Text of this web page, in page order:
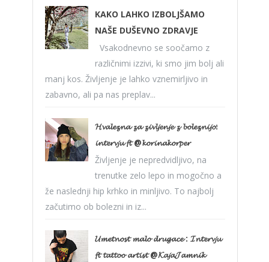
KAKO LAHKO IZBOLJŠAMO
NAŠE DUŠEVNO ZDRAVJE
Vsakodnevno se soočamo z
različnimi izzivi, ki smo jim bolj ali
manj kos. Življenje je lahko vznemirljivo in
zabavno, ali pa nas preplav...
𝓗𝓿𝓪𝓵𝓮𝔃𝓷𝓪 𝔃𝓪 𝔃𝓲𝓿𝓵𝓳𝓮𝓷𝓳𝓮 𝔃 𝓫𝓸𝓵𝓮𝔃𝓷𝓲𝓳𝓸:
𝓲𝓷𝓽𝓮𝓻𝓿𝓳𝓾 𝓯𝓽 @𝓴𝓸𝓻𝓲𝓷𝓪𝓴𝓸𝓻𝓹𝓮𝓻
Življenje je nepredvidljivo, na
trenutke zelo lepo in mogočno a
že naslednji hip krhko in minljivo. To najbolj
začutimo ob bolezni in iz...
𝓤𝓶𝓮𝓽𝓷𝓸𝓼𝓽 𝓶𝓪𝓵𝓸 𝓭𝓻𝓾𝓰𝓪𝓬𝓮 : 𝓘𝓷𝓽𝓮𝓻𝓿𝓳𝓾
𝓯𝓽 𝓽𝓪𝓽𝓽𝓸𝓸 𝓪𝓻𝓽𝓲𝓼𝓽 @𝓚𝓪𝓳𝓪𝓙𝓪𝓶𝓷𝓲𝓴